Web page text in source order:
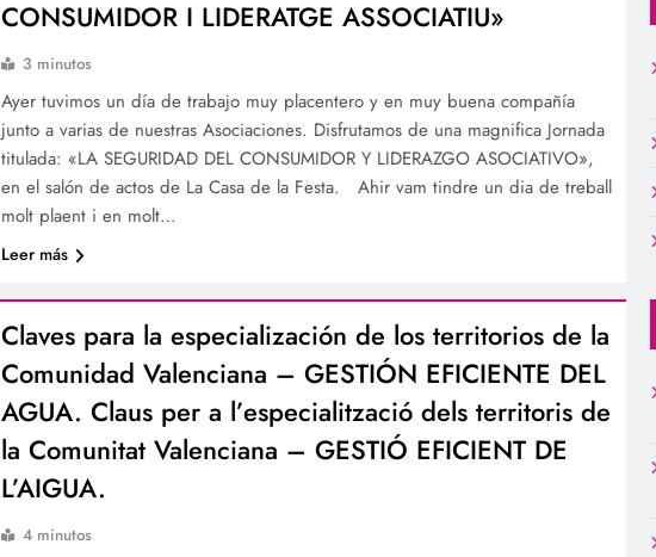
CONSUMIDOR I LIDERATGE ASSOCIATIU»
3 minutos
Ayer tuvimos un día de trabajo muy placentero y en muy buena compañía
junto a varias de nuestras Asociaciones. Disfrutamos de una magnifica Jornada
titulada: «LA SEGURIDAD DEL CONSUMIDOR Y LIDERAZGO ASOCIATIVO»,
en el salón de actos de La Casa de la Festa. Ahir vam tindre un dia de treball
molt plaent i en molt…
Leer más
Claves para la especialización de los territorios de la
Comunidad Valenciana – GESTIÓN EFICIENTE DEL
AGUA. Claus per a l’especialització dels territoris de
la Comunitat Valenciana – GESTIÓ EFICIENT DE
L’AIGUA.
4 minutos